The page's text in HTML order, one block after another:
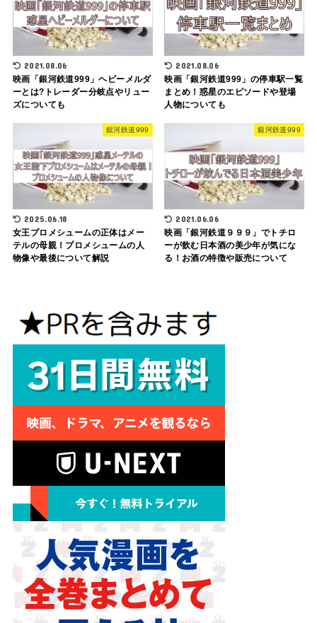
2021.08.06
映画「銀河鉄道999」ヘビーメルダ
ーとは?トレーダー分岐点やリュー
ズについても
2021.08.06
映画「銀河鉄道999」の停車駅一覧
まとめ！惑星のエピソードや登場
人物についても
銀河鉄道999
2025.06.18
女王プロメシュームの正体はメー
テルの母親！プロメシュームの人
物像や最後について解説
銀河鉄道999
2021.06.06
映画「銀河鉄道９９９」でトチロ
ーが飲む日本酒の美少年が気にな
る！お酒の特徴や販売について